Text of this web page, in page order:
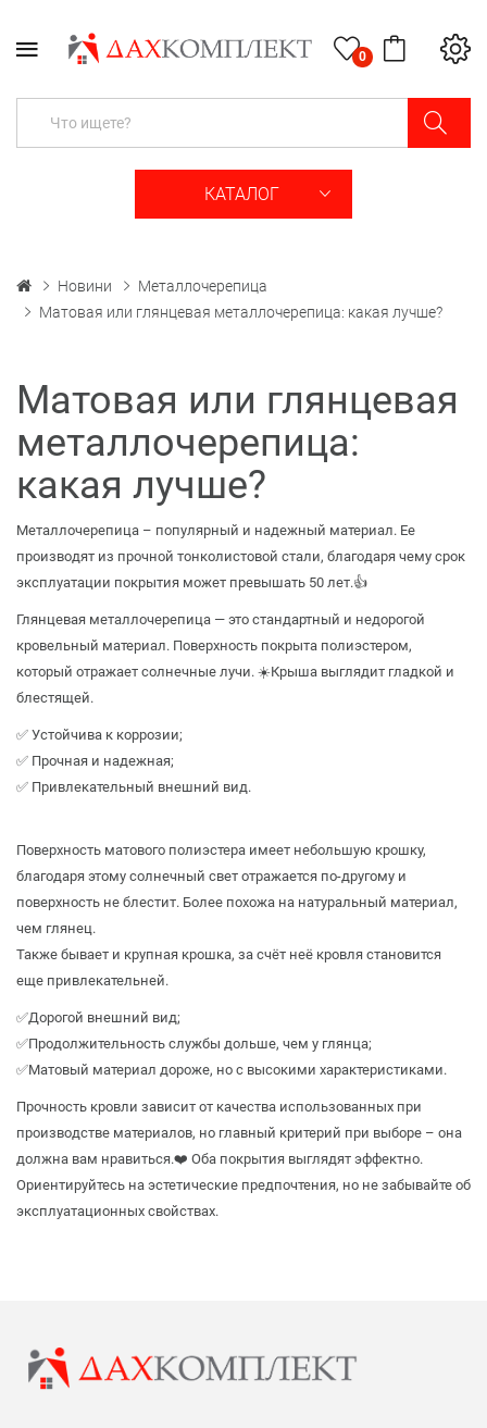
0
КАТАЛОГ
Новини
Металлочерепица
Матовая или глянцевая металлочерепица: какая лучше?
Матовая или глянцевая
металлочерепица:
какая лучше?
Металлочерепица – популярный и надежный материал. Ее
производят из прочной тонколистовой стали, благодаря чему срок
эксплуатации покрытия может превышать 50 лет.👍
Глянцевая металлочерепица — это стандартный и недорогой
кровельный материал. Поверхность покрыта полиэстером,
который отражает солнечные лучи. ☀️Крыша выглядит гладкой и
блестящей.
✅ Устойчива к коррозии;
✅ Прочная и надежная;
✅ Привлекательный внешний вид.
Поверхность матового полиэстера имеет небольшую крошку,
благодаря этому солнечный свет отражается по-другому и
поверхность не блестит. Более похожа на натуральный материал,
чем глянец.
Также бывает и крупная крошка, за счёт неё кровля становится
еще привлекательней.
✅Дорогой внешний вид;
✅Продолжительность службы дольше, чем у глянца;
✅Матовый материал дороже, но с высокими характеристиками.
Прочность кровли зависит от качества использованных при
производстве материалов, но главный критерий при выборе – она
должна вам нравиться.❤️ Оба покрытия выглядят эффектно.
Ориентируйтесь на эстетические предпочтения, но не забывайте об
эксплуатационных свойствах.